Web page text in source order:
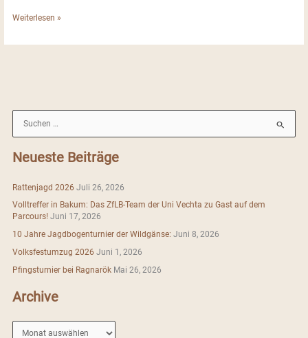
Neujahrsschießen
Elsfleth
Weiterlesen »
h
n
:
Neueste Beiträge
Rattenjagd 2026 Juli 26, 2026
Volltreffer in Bakum: Das ZfLB-Team der Uni Vechta zu Gast auf dem
Parcours! Juni 17, 2026
10 Jahre Jagdbogenturnier der Wildgänse: Juni 8, 2026
Volksfestumzug 2026 Juni 1, 2026
Pfingsturnier bei Ragnarök Mai 26, 2026
Archive